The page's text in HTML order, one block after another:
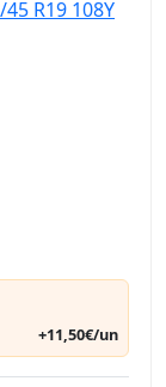
+11,50€/un